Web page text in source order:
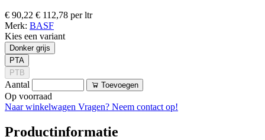
€ 90,22 € 112,78 per ltr
Merk: BASF
Kies een variant
Donker grijs
PTA
PTB
Aantal Toevoegen
Op voorraad
Naar winkelwagen Vragen? Neem contact op!
Productinformatie